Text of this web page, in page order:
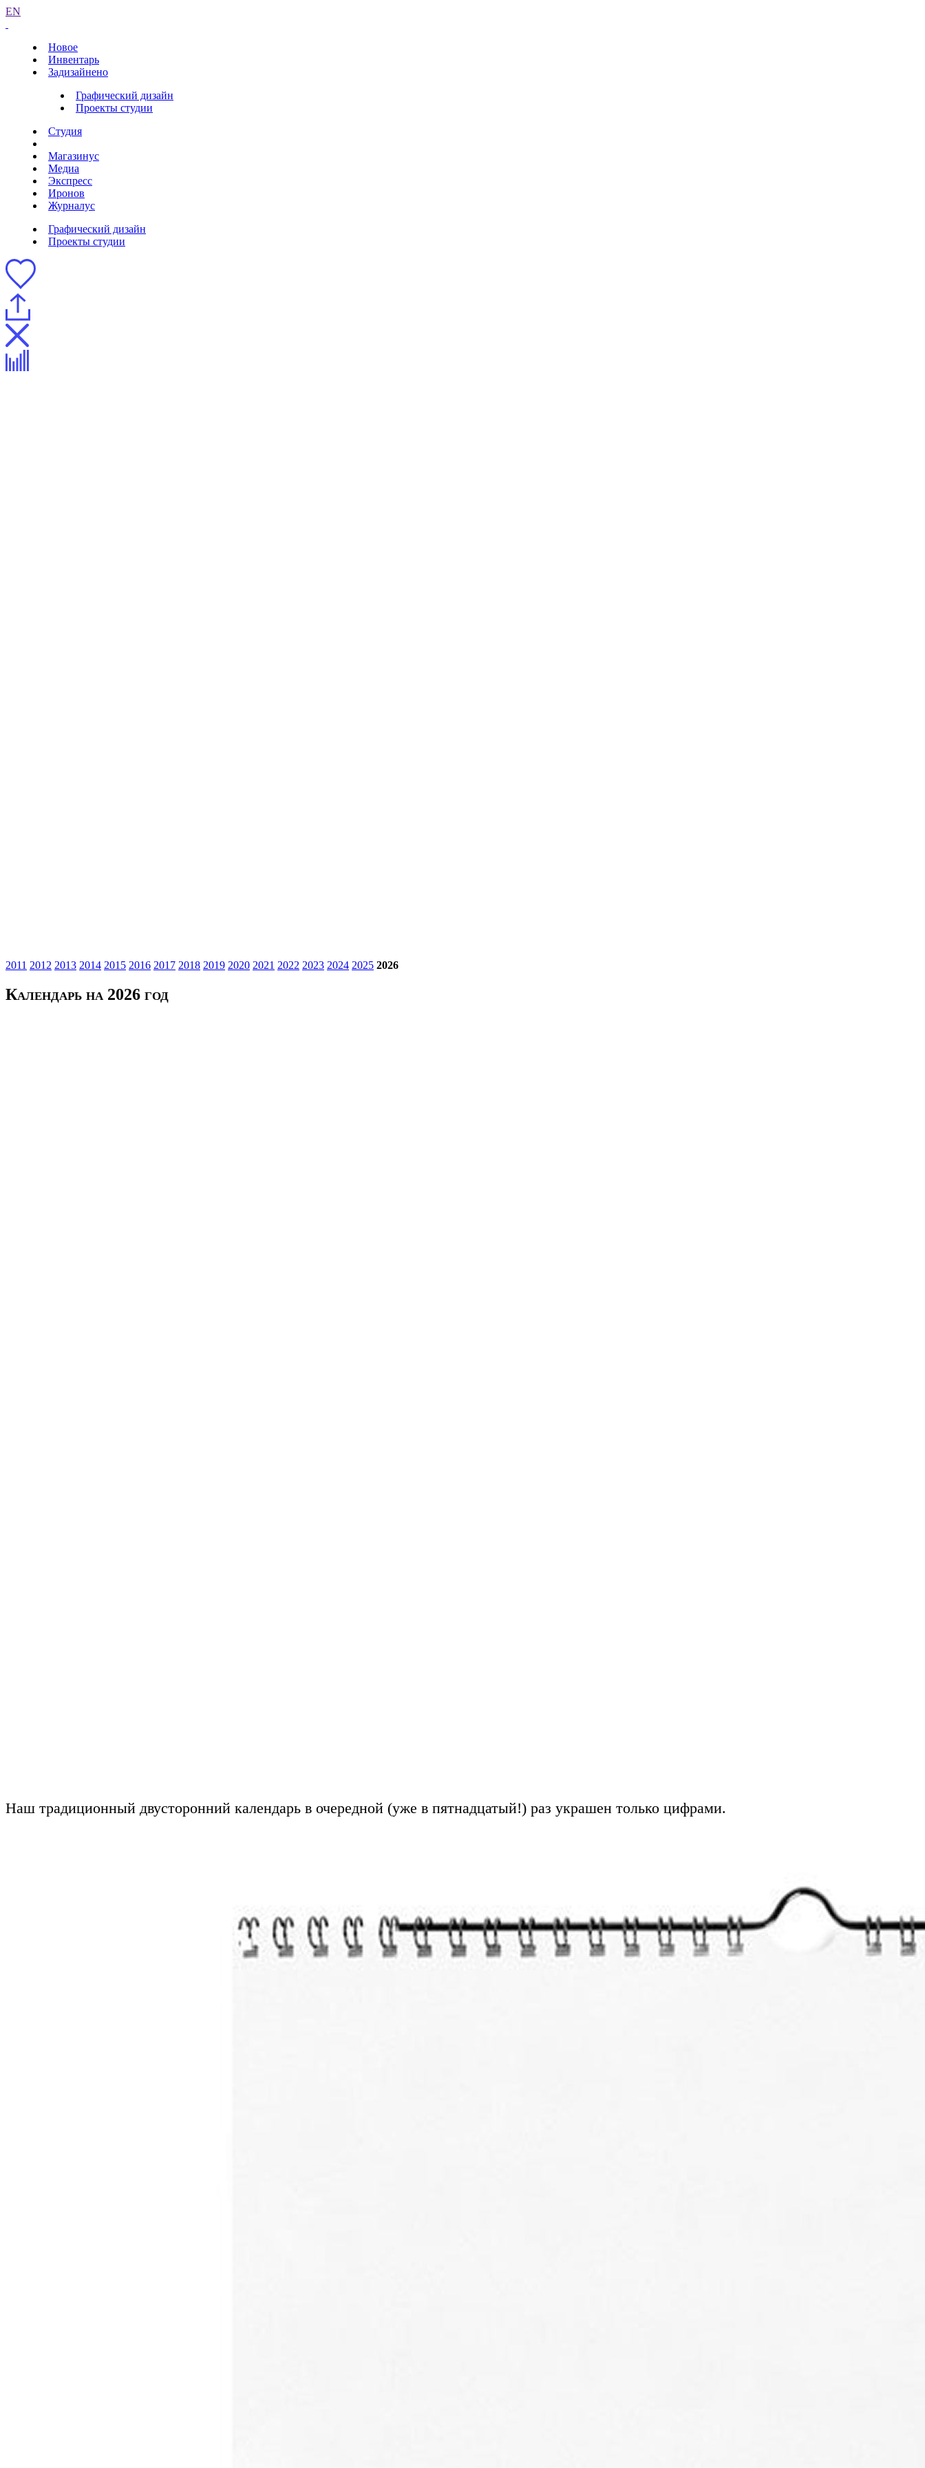
EN
Новое
Инвентарь
Задизайнено
Графический дизайн
Проекты студии
Студия
Магазинус
Медиа
Экспресс
Иронов
Журналус
Графический дизайн
Проекты студии
2011 2012 2013 2014 2015 2016 2017 2018 2019 2020 2021 2022 2023 2024 2025 2026
Календарь на 2026 год
Наш традиционный двусторонний календарь в очередной (уже в пятнадцатый!) раз украшен только цифрами.